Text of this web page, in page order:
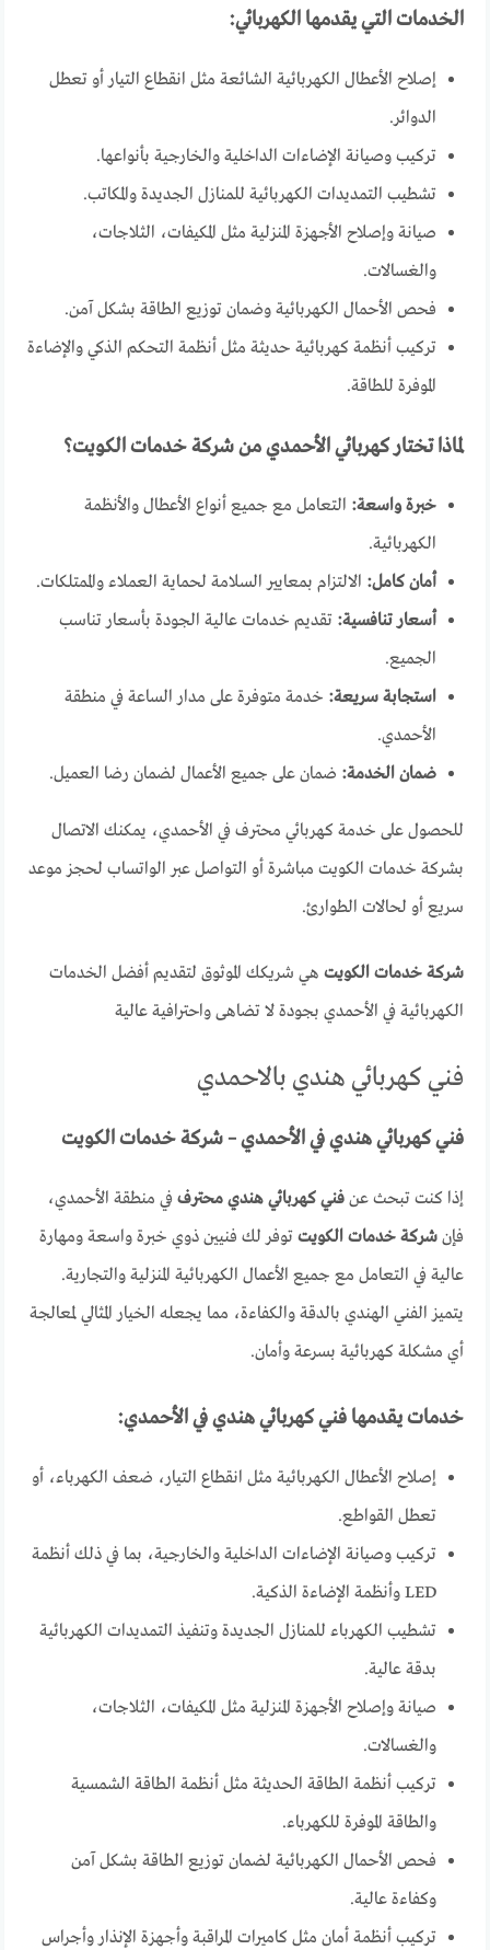
الخدمات التي يقدمها الكهربائي:
إصلاح الأعطال الكهربائية الشائعة مثل انقطاع التيار أو تعطل
الدوائر.
تركيب وصيانة الإضاءات الداخلية والخارجية بأنواعها.
تشطيب التمديدات الكهربائية للمنازل الجديدة والمكاتب.
صيانة وإصلاح الأجهزة المنزلية مثل المكيفات، الثلاجات،
والغسالات.
فحص الأحمال الكهربائية وضمان توزيع الطاقة بشكل آمن.
تركيب أنظمة كهربائية حديثة مثل أنظمة التحكم الذكي والإضاءة
الموفرة للطاقة.
لماذا تختار كهربائي الأحمدي من شركة خدمات الكويت؟
خبرة واسعة: التعامل مع جميع أنواع الأعطال والأنظمة
الكهربائية.
أمان كامل: الالتزام بمعايير السلامة لحماية العملاء والممتلكات.
أسعار تنافسية: تقديم خدمات عالية الجودة بأسعار تناسب
الجميع.
استجابة سريعة: خدمة متوفرة على مدار الساعة في منطقة
الأحمدي.
ضمان الخدمة: ضمان على جميع الأعمال لضمان رضا العميل.
للحصول على خدمة كهربائي محترف في الأحمدي، يمكنك الاتصال
بشركة خدمات الكويت مباشرة أو التواصل عبر الواتساب لحجز موعد
سريع أو لحالات الطوارئ.
شركة خدمات الكويت هي شريكك الموثوق لتقديم أفضل الخدمات
الكهربائية في الأحمدي بجودة لا تضاهى واحترافية عالية
فني كهربائي هندي بالاحمدي
فني كهربائي هندي في الأحمدي – شركة خدمات الكويت
إذا كنت تبحث عنفني كهربائي هندي محترف في منطقة الأحمدي،
فإنشركة خدمات الكويت توفر لك فنيين ذوي خبرة واسعة ومهارة
عالية في التعامل مع جميع الأعمال الكهربائية المنزلية والتجارية.
يتميز الفني الهندي بالدقة والكفاءة، مما يجعله الخيار المثالي لمعالجة
أي مشكلة كهربائية بسرعة وأمان.
خدمات يقدمها فني كهربائي هندي في الأحمدي:
إصلاح الأعطال الكهربائية مثل انقطاع التيار، ضعف الكهرباء، أو
تعطل القواطع.
تركيب وصيانة الإضاءات الداخلية والخارجية، بما في ذلك أنظمة
LED وأنظمة الإضاءة الذكية.
تشطيب الكهرباء للمنازل الجديدة وتنفيذ التمديدات الكهربائية
بدقة عالية.
صيانة وإصلاح الأجهزة المنزلية مثل المكيفات، الثلاجات،
والغسالات.
تركيب أنظمة الطاقة الحديثة مثل أنظمة الطاقة الشمسية
والطاقة الموفرة للكهرباء.
فحص الأحمال الكهربائية لضمان توزيع الطاقة بشكل آمن
وكفاءة عالية.
تركيب أنظمة أمان مثل كاميرات المراقبة وأجهزة الإنذار وأجراس